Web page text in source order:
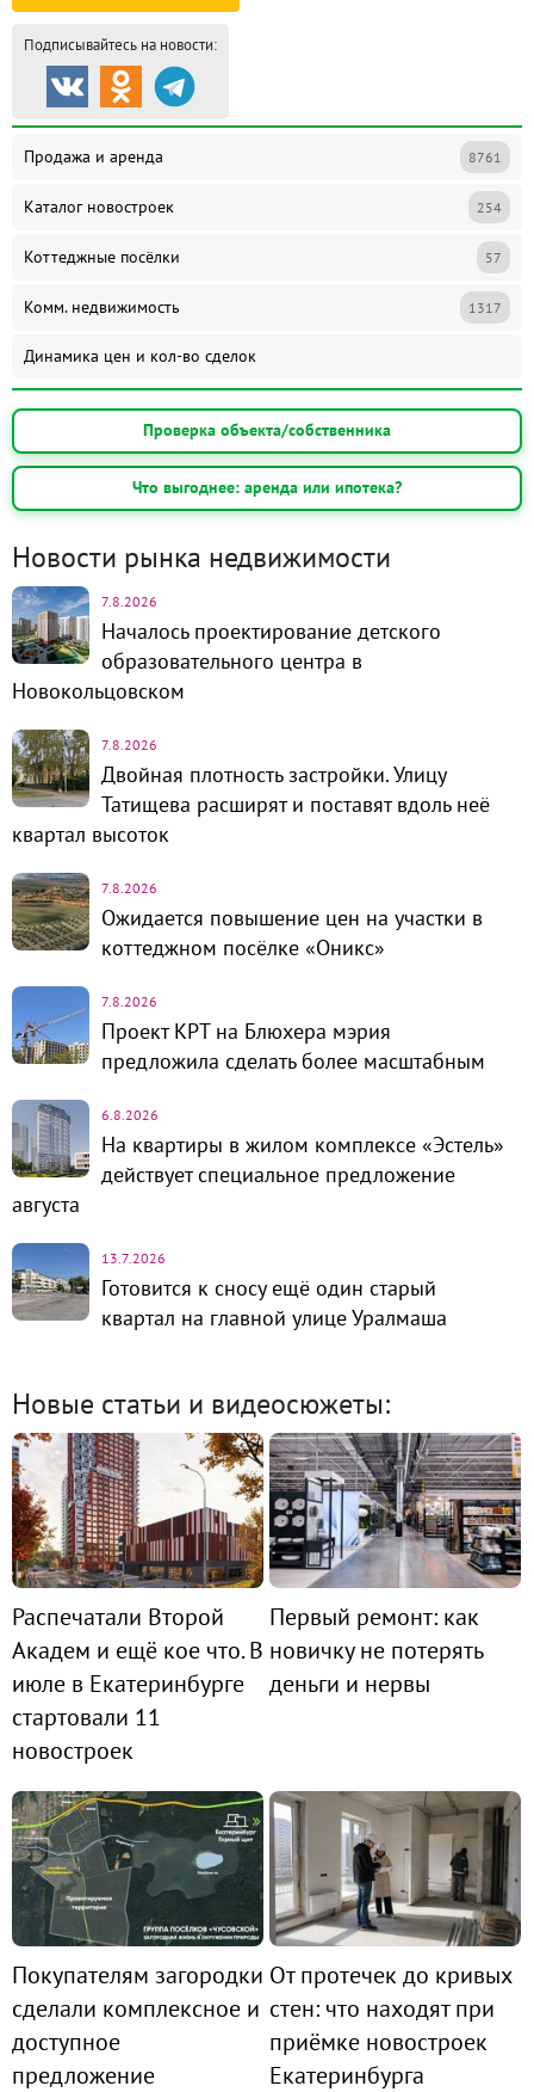
Подписывайтесь на новости:
Продажа и аренда 8761
Каталог новостроек 254
Коттеджные посёлки 57
Комм. недвижимость 1317
Динамика цен и кол-во сделок
Проверка объекта/собственника
Что выгоднее: аренда или ипотека?
Новости рынка недвижимости
7.8.2026
Началось проектирование детского
образовательного центра в
Новокольцовском
7.8.2026
Двойная плотность застройки. Улицу
Татищева расширят и поставят вдоль неё
квартал высоток
7.8.2026
Ожидается повышение цен на участки в
коттеджном посёлке «Оникс»
7.8.2026
Проект КРТ на Блюхера мэрия
предложила сделать более масштабным
6.8.2026
На квартиры в жилом комплексе «Эстель»
действует специальное предложение
августа
13.7.2026
Готовится к сносу ещё один старый
квартал на главной улице Уралмаша
Новые статьи и видеосюжеты:
Распечатали Второй
Академ и ещё кое что. В
июле в Екатеринбурге
стартовали 11
новостроек
Первый ремонт: как
новичку не потерять
деньги и нервы
Покупателям загородки
сделали комплексное и
доступное
предложение
От протечек до кривых
стен: что находят при
приёмке новостроек
Екатеринбурга